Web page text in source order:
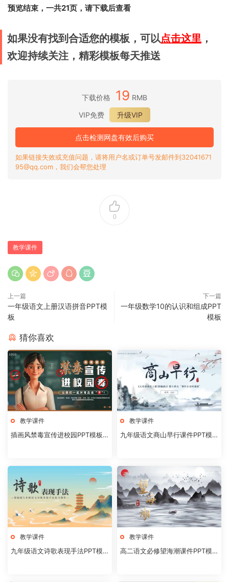
预览结束，一共21页，请下载后查看
如果没有找到合适您的模板，可以点击这里 ，
欢迎持续关注，精彩模板每天推送
下载价格 19 RMB
VIP免费
升级VIP
点击检测网盘有效后购买
如果链接失效或充值问题，请将用户名或订单号发邮件到32041671
95@qq.com，我们会帮您处理
0
教学课件
上一篇
一年级语文上册汉语拼音PPT模
板
下一篇
一年级数学10的认识和组成PPT
模板
猜你喜欢
教学课件
插画风禁毒宣传进校园PPT模板2
教学课件
九年级语文商山早行课件PPT模
教学课件
九年级语文诗歌表现手法PPT模
教学课件
高二语文必修望海潮课件PPT模